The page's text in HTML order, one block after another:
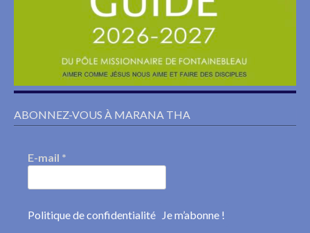
ABONNEZ-VOUS À MARANA THA
E-mail *
Politique de confidentialité